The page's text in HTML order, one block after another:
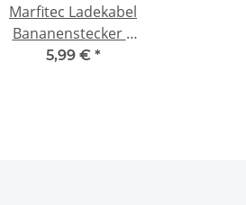
Marfitec Ladekabel
Bananenstecker 4
mm -> XT30 Stecker
5,99 € *